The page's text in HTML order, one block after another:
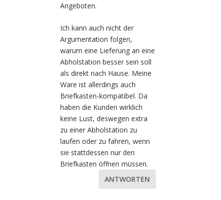
Angeboten.
Ich kann auch nicht der
Argumentation folgen,
warum eine Lieferung an eine
Abholstation besser sein soll
als direkt nach Hause. Meine
Ware ist allerdings auch
Briefkasten-kompatibel. Da
haben die Kunden wirklich
keine Lust, deswegen extra
zu einer Abholstation zu
laufen oder zu fahren, wenn
sie stattdessen nur den
Briefkasten öffnen müssen.
ANTWORTEN